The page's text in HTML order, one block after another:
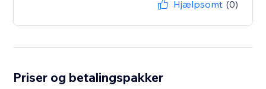
Hjælpsomt (0)
Priser og betalingspakker